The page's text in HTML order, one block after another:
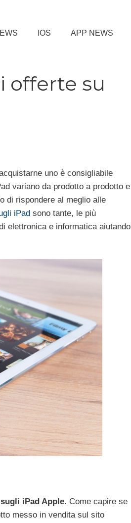
IOS APP NEWS
offerte su
uno è consigliabile
variano da prodotto a prodotto e
di rispondere al meglio alle
iPad sono tante, le più
elettronica e informatica aiutando
iPad Apple. Come capire se
messo in vendita sul sito